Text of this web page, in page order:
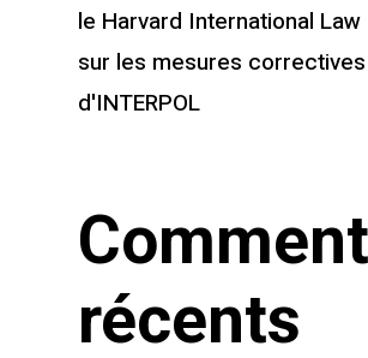
le Harvard International
sur les mesures correctives
d'INTERPOL
récents